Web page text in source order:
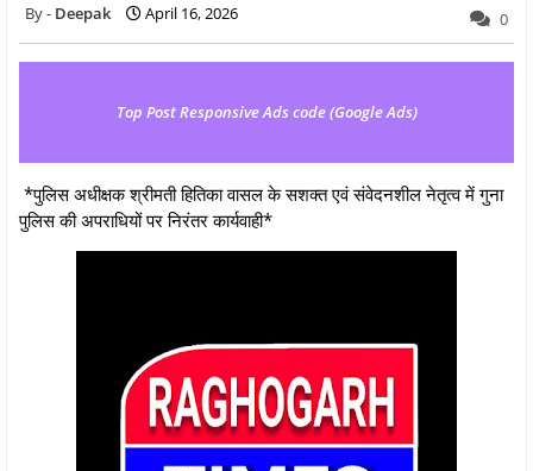
Deepak April 16, 2026 0
Top Post Responsive Ads code (Google Ads)
*पुलिस अधीक्षक श्रीमती हितिका वासल के सशक्त एवं संवेदनशील नेतृत्व में गुना
पुलिस की अपराधियों पर निरंतर कार्यवाही*